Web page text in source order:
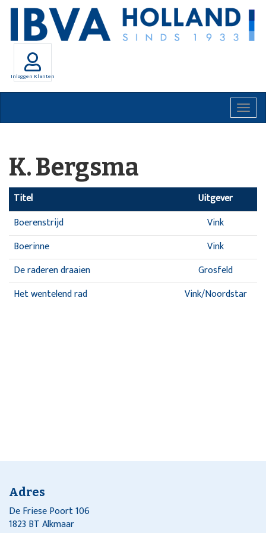
Inloggen Klanten
K. Bergsma
Titel
Uitgever
Boerenstrijd
Vink
Boerinne
Vink
De raderen draaien
Grosfeld
Het wentelend rad
Vink/Noordstar
Adres
De Friese Poort 106
1823 BT Alkmaar